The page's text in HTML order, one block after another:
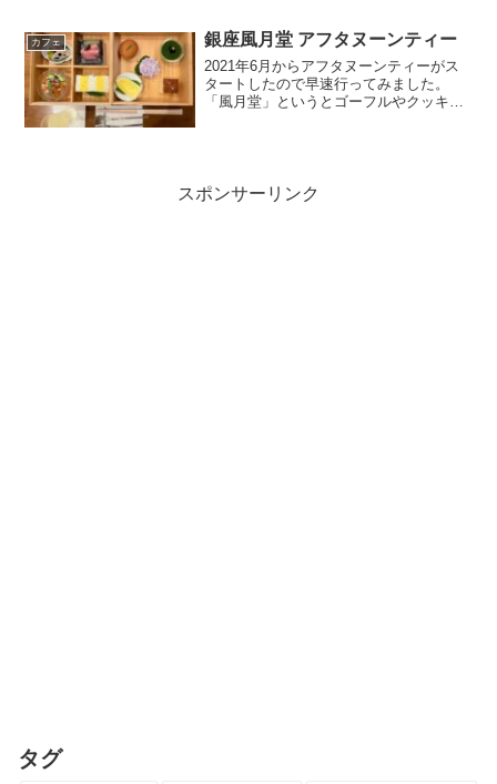
さんの奥に隠れてあるお店なので、少し
隠れ家...
カフェ 銀座風月堂 アフタヌーンティー
2021年6月からアフタヌーンティーがス
タートしたので早速行ってみました。
「風月堂」というとゴーフルやクッキー
スポンサーリンク
タグ